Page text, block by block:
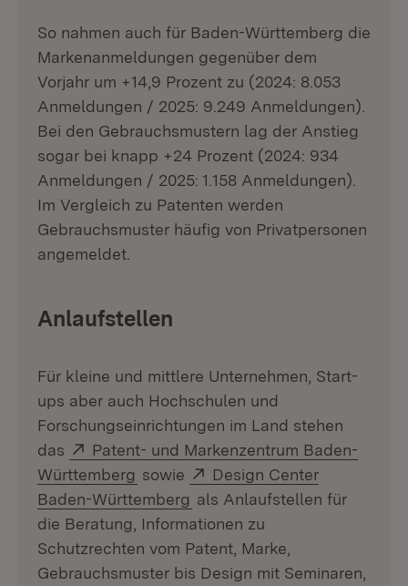
So nahmen auch für Baden-Württemberg die
Markenanmeldungen gegenüber dem
Vorjahr um +14,9 Prozent zu (2024: 8.053
Anmeldungen / 2025: 9.249 Anmeldungen).
Bei den Gebrauchsmustern lag der Anstieg
sogar bei knapp +24 Prozent (2024: 934
Anmeldungen / 2025: 1.158 Anmeldungen).
Im Vergleich zu Patenten werden
Gebrauchsmuster häufig von Privatpersonen
angemeldet.
Anlaufstellen
Für kleine und mittlere Unternehmen, Start-
ups aber auch Hochschulen und
Forschungseinrichtungen im Land stehen
das
Extern:
Patent- und Markenzentrum Baden-
Württemberg (Öffnet in neuem Fenster)
sowie Extern:
Design Center
Baden-Württemberg (Öffnet in neuem Fenster)
als Anlaufstellen für
die Beratung, Informationen zu
Schutzrechten vom Patent, Marke,
Gebrauchsmuster bis Design mit Seminaren,